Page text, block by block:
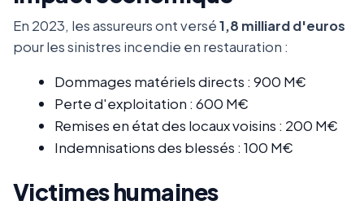
En 2023, les assureurs ont versé1,8 milliard d'euros
pour les sinistres incendie en restauration :
Dommages matériels directs : 900 M€
Perte d'exploitation : 600 M€
Remises en état des locaux voisins : 200 M€
Indemnisations des blessés : 100 M€
Victimes humaines